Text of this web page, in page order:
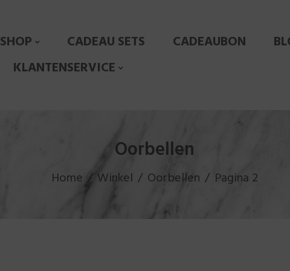
SHOP CADEAU SETS CADEAUBON
KLANTENSERVICE
Oorbellen
Home Winkel Oorbellen Pagina 2